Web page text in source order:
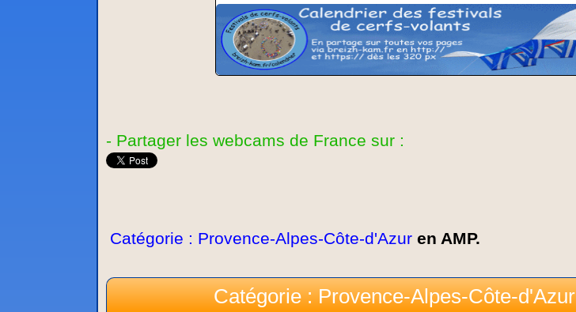
- Partager les webcams de France sur :
Catégorie : Provence-Alpes-Côte-d'Azur en AMP.
Catégorie : Provence-Alpes-Côte-d'Azur